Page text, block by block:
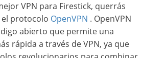
VPN para Firestick, querrás
el protocolo OpenVPN . OpenVPN
abierto que permite una
rápida a través de VPN, ya que